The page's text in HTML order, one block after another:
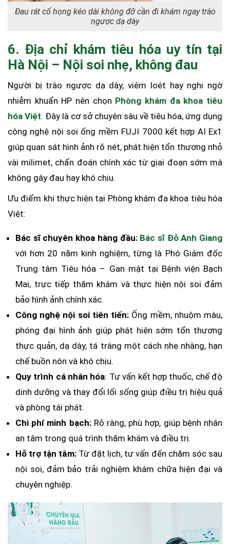
Đau rát cổ họng kéo dài không đỡ cần đi khám ngay trào
ngược dạ dày
6. Địa chỉ khám tiêu hóa uy tín tại
Hà Nội – Nội soi nhẹ, không đau
Người bị trào ngược dạ dày, viêm loét hay nghi ngờ
nhiễm khuẩn HP nên chọn Phòng khám đa khoa tiêu
hóa Việt. Đây là cơ sở chuyên sâu về tiêu hóa, ứng dụng
công nghệ nội soi ống mềm FUJI 7000 kết hợp AI Ex1
giúp quan sát hình ảnh rõ nét, phát hiện tổn thương nhỏ
vài milimet, chẩn đoán chính xác từ giai đoạn sớm mà
không gây đau hay khó chịu.
Ưu điểm khi thực hiện tại Phòng khám đa khoa tiêu hóa
Việt:
Bác sĩ chuyên khoa hàng đầu: Bác sĩ Đỗ Anh Giang
với hơn 20 năm kinh nghiệm, từng là Phó Giám đốc
Trung tâm Tiêu hóa – Gan mật tại Bệnh viện Bạch
Mai, trực tiếp thăm khám và thực hiện nội soi đảm
bảo hình ảnh chính xác.
Công nghệ nội soi tiên tiến: Ống mềm, nhuộm màu,
phóng đại hình ảnh giúp phát hiện sớm tổn thương
thực quản, dạ dày, tá tràng một cách nhẹ nhàng, hạn
chế buồn nôn và khó chịu.
Quy trình cá nhân hóa: Tư vấn kết hợp thuốc, chế độ
dinh dưỡng và thay đổi lối sống giúp điều trị hiệu quả
và phòng tái phát.
Chi phí minh bạch:Rõ ràng, phù hợp, giúp bệnh nhân
an tâm trong quá trình thăm khám và điều trị.
Hỗ trợ tận tâm:Từ đặt lịch, tư vấn đến chăm sóc sau
nội soi, đảm bảo trải nghiệm khám chữa hiện đại và
chuyên nghiệp.